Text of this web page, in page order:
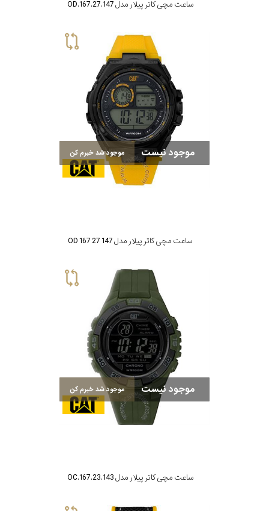
ساعت مچی کاتر پیلار مدل OD.167.27.147
موجود نیست موجود شد خبرم کن
ساعت مچی کاتر پیلار مدل OD 167 27 147
موجود نیست موجود شد خبرم کن
ساعت مچی کاتر پیلار مدل OC.167.23.143